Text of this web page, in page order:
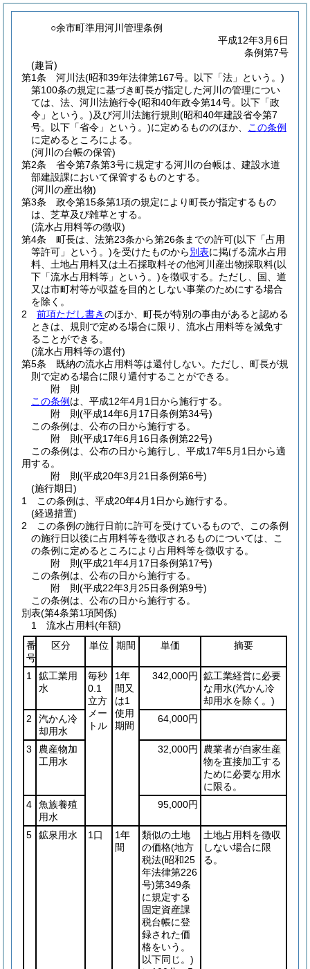
○余市町準用河川管理条例
平成12年3月6日
条例第7号
(趣旨)
第1条
河川法(昭和39年法律第167号。以下「法」という。)
第100条の規定に基づき町長が指定した河川の管理につい
ては、法、河川法施行令(昭和40年政令第14号。以下「政
令」という。)及び河川法施行規則 (昭和40年建設省令第7
号。以下「省令」という。)に定めるもののほか、
この条例
に定めるところによる。
(河川の台帳の保管)
第2条
省令第7条第3号に規定する河川の台帳は、建設水道
部建設課において保管するものとする。
(河川の産出物)
第3条
政令第15条第1項の規定により町長が指定するもの
は、芝草及び雑草とする。
(流水占用料等の徴収)
第4条
町長は、法第23条から第26条までの許可(以下「占用
等許可」という。)を受けたものから別表に掲げる流水占用
料、土地占用料又は土石採取料その他河川産出物採取料(以
下「流水占用料等」という。)を徴収する。 ただし、国、道
又は市町村等が収益を目的としない事業のためにする場合
を除く。
2
前項ただし書きのほか、町長が特別の事由があると認める
ときは、規則で定める場合に限り、流水占用料等を減免す
ることができる。
(流水占用料等の還付)
第5条
既納の流水占用料等は還付しない。 ただし、町長が規
則で定める場合に限り還付することができる。
附 則
この条例 は、平成12年4月1日から施行する。
附 則(平成14年6月17日条例第34号)
この条例は、公布の日から施行する。
附 則(平成17年6月16日条例第22号)
この条例は、公布の日から施行し、平成17年5月1日から適
用する。
附 則(平成20年3月21日条例第6号)
(施行期日)
1
この条例は、平成20年4月1日から施行する。
(経過措置)
2
この条例の施行日前に許可を受けているもので、この条例
の施行日以後に占用料等を徴収されるものについては、こ
の条例に定めるところにより占用料等を徴収する。
附 則(平成21年4月17日条例第17号)
この条例は、公布の日から施行する。
附 則(平成22年3月25日条例第9号)
この条例は、公布の日から施行する。
別表(第4条第1項関係)
1 流水占用料(年額)
番
号
区分 単位 期間 単価 摘要
1
鉱工業用
水
毎秒
0.1
立方
メー
トル
1年
間又
は1
使用
期間
342,000円
鉱工業経営に必要
な用水(汽かん冷
却用水を除く。)
2
汽かん冷
却用水
64,000円
3
農産物加
工用水
32,000円
農業者が自家生産
物を直接加工する
ために必要な用水
に限る。
4
魚族養殖
用水
95,000円
5 鉱泉用水 1口
1年
間
類似の土地
の価格(地方
税法(昭和25
年法律第226
号)第349条
に規定する
固定資産課
税台帳に登
録された価
格をいう。
以下同じ。)
土地占用料を徴収
しない場合に限
る。